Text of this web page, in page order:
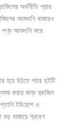
অর্থনীতি প্রায়
আমদানি বাজারও
আমদানি করে
হয়ে উঠতে পারে দুইটি
করার জন্য ব্রাজিল
ইউরোপ ও
বড় বাজারে প্রবেশ